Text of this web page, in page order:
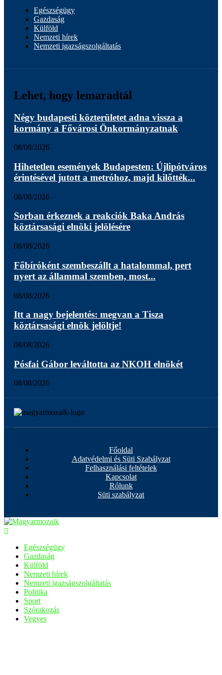
Egészségügy
Gazdaság
Külföld
Nemzeti hírek
Nemzeti igazságszolgáltatás
Lehet, hogy lemaradtál
Négy budapesti közterületet adna vissza a
kormány a Fővárosi Önkormányzatnak
08/08/2026
Hihetetlen események Budapesten: Újlipótváros
érintésével jutott a metróhoz, majd kilőtték...
08/08/2026
Sorban érkeznek a reakciók Baka András
köztársasági elnöki jelölésére
08/08/2026
Főbíróként szembeszállt a hatalommal, pert
nyert az állammal szemben, most...
08/08/2026
Itt a nagy bejelentés: megvan a Tisza
köztársasági elnök jelöltje!
08/08/2026
Pósfai Gábor leváltotta az NKOH elnökét
08/08/2026
Főoldal
Adatvédelmi és Süti Szabályzat
Felhasználási feltételek
Kapcsolat
Rólunk
Süti szabályzat
Egészségügy
Gazdaság
Külföld
Nemzeti hírek
Nemzeti igazságszolgáltatás
Politika
Sport
Szórakozás
Vegyes